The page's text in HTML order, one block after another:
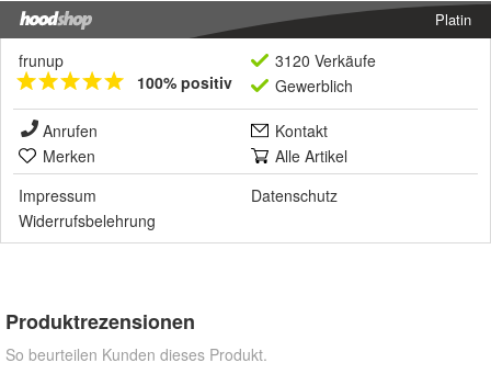
Platin
frunup
100% positiv
3120 Verkäufe
Gewerblich
Anrufen
Kontakt
Merken
Alle Artikel
Impressum
Datenschutz
Widerrufsbelehrung
Produktrezensionen
So beurteilen Kunden dieses Produkt.